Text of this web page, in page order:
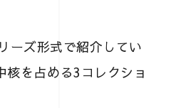
ーズ形式で紹介してい
を占める3コレクショ